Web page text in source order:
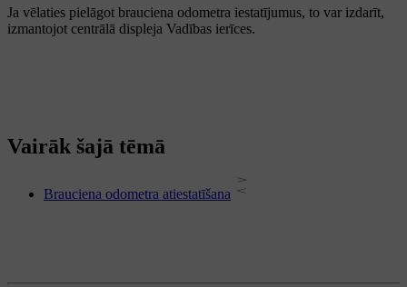
Ja vēlaties pielāgot brauciena odometra iestatījumus, to var izdarīt,
izmantojot centrālā displeja Vadības ierīces.
Vairāk šajā tēmā
Brauciena odometra atiestatīšana